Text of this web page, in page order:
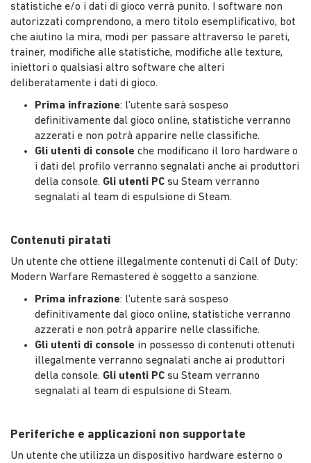
statistiche e/o i dati di gioco verrà punito. I software non
autorizzati comprendono, a mero titolo esemplificativo, bot
che aiutino la mira, modi per passare attraverso le pareti,
trainer, modifiche alle statistiche, modifiche alle texture,
iniettori o qualsiasi altro software che alteri
deliberatamente i dati di gioco.
Prima infrazione: l'utente sarà sospeso
definitivamente dal gioco online, statistiche verranno
azzerati e non potrà apparire nelle classifiche.
Gli utenti di console che modificano il loro hardware o
i dati del profilo verranno segnalati anche ai produttori
della console. Gli utenti PC su Steam verranno
segnalati al team di espulsione di Steam.
Contenuti piratati
Un utente che ottiene illegalmente contenuti di Call of Duty:
Modern Warfare Remastered è soggetto a sanzione.
Prima infrazione: l'utente sarà sospeso
definitivamente dal gioco online, statistiche verranno
azzerati e non potrà apparire nelle classifiche.
Gli utenti di console in possesso di contenuti ottenuti
illegalmente verranno segnalati anche ai produttori
della console. Gli utenti PC su Steam verranno
segnalati al team di espulsione di Steam.
Periferiche e applicazioni non supportate
Un utente che utilizza un dispositivo hardware esterno o